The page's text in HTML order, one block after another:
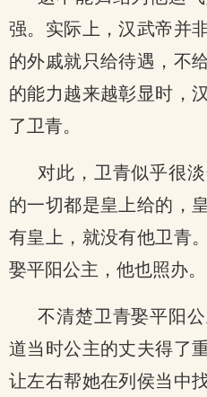
强。实际上，汉武帝并
的外戚就只给待遇，不
的能力越来越彰显时，
了卫青。
对此，卫青似乎很
的一切都是皇上给的，
有皇上，就没有他卫青
娶平阳公主，他也照办。
不清楚卫青娶平阳
道当时公主的丈夫得了
让左右帮她在列侯当中